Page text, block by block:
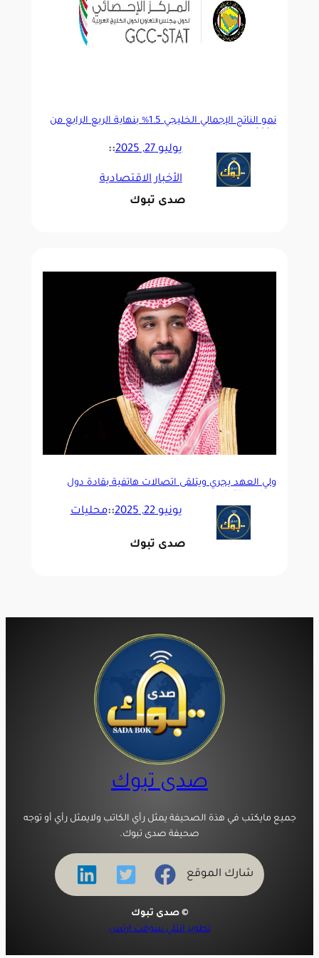
نمو الناتج الإجمالي الخليجي 1.5% بنهاية الربع الرابع من
يوليو 27, 2025 ::
الأخبار الاقتصادية
صدى تبوك
ولي العهد يجري ويتلقى اتصالات هاتفية بقادة دول
يونيو 22, 2025 ::محليات
صدى تبوك
صدى تبوك
جميع مايكتب في هذة الصحيفة يمثل رأي الكاتب ولايمثل رأي أو توجه
صحيفة صدى تبوك.
شارك الموقع
© صدى تبوك
تطوير انتلي سوفت ارتس